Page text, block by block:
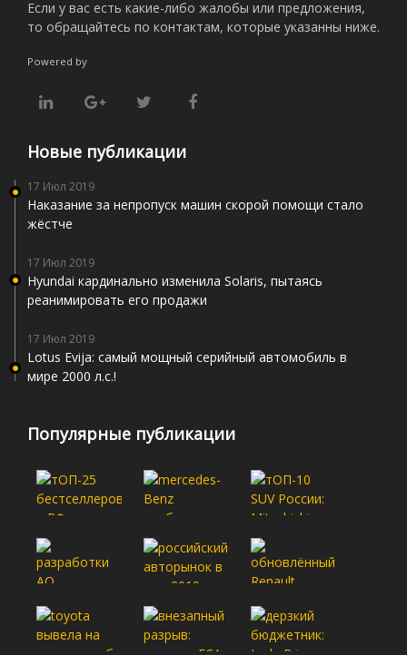
Если у вас есть какие-либо жалобы или предложения,
то обращайтесь по контактам, которые указанны ниже.
Powered by
Новые публикации
17 Июл 2019
Наказание за непропуск машин скорой помощи стало
жёстче
17 Июл 2019
Hyundai кардинально изменила Solaris, пытаясь
реанимировать его продажи
17 Июл 2019
Lotus Evija: самый мощный серийный автомобиль в
мире 2000 л.с.!
Популярные публикации